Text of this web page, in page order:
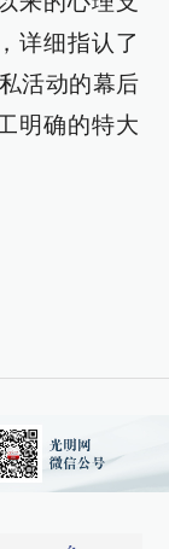
详细指认了
活动的幕后
明确的特大